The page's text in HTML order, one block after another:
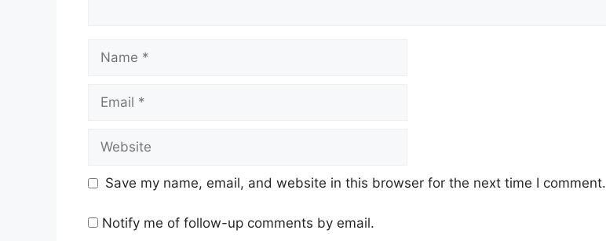
Name
Email
Website
Save my name, email, and website in this browser for the next time I comment.
Notify me of follow-up comments by email.